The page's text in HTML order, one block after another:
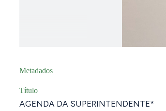
Metadados
Título
AGENDA DA SUPERINTENDENTE*